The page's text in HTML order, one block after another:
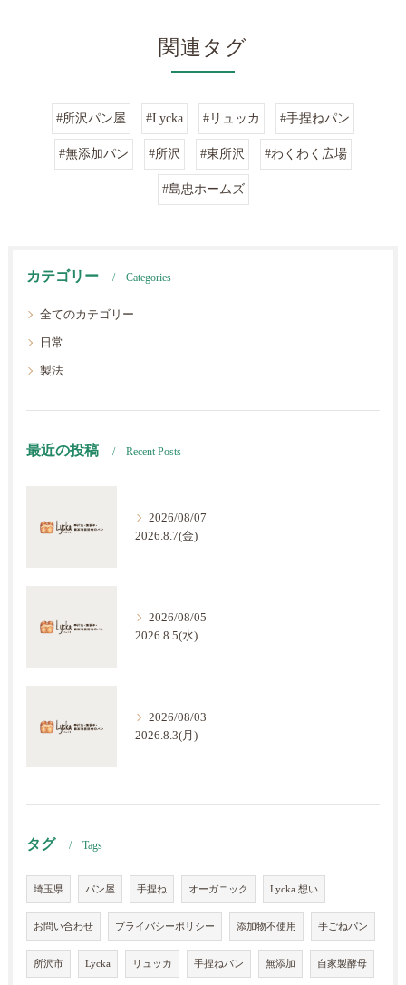
関連タグ
#所沢パン屋 #Lycka #リュッカ #手捏ねパン
#無添加パン #所沢 #東所沢 #わくわく広場
#島忠ホームズ
カテゴリー Categories
全てのカテゴリー
日常
製法
最近の投稿 Recent Posts
2026/08/07
2026.8.7(金)
2026/08/05
2026.8.5(水)
2026/08/03
2026.8.3(月)
タグ Tags
埼玉県 パン屋 手捏ね オーガニック Lycka 想い
お問い合わせ プライバシーポリシー 添加物不使用 手ごねパン
所沢市 Lycka リュッカ 手捏ねパン 無添加 自家製酵母